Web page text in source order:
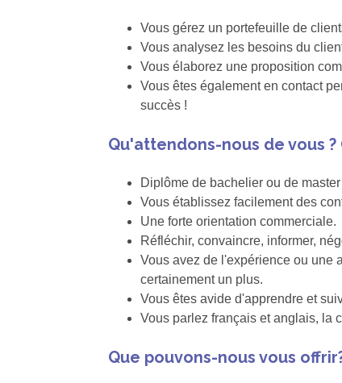
Vous gérez un portefeuille de
Vous analysez les besoins du
Vous élaborez une proposition
Vous êtes également en contact
succès !
Qu'attendons-nous de vous
Diplôme de bachelier ou de
Vous établissez facilement des
Une forte orientation commerciale.
Réfléchir, convaincre, informer,
Vous avez de l'expérience ou une
certainement un plus.
Vous êtes avide d'apprendre et
Vous parlez français et anglais, la
Que pouvons-nous vous